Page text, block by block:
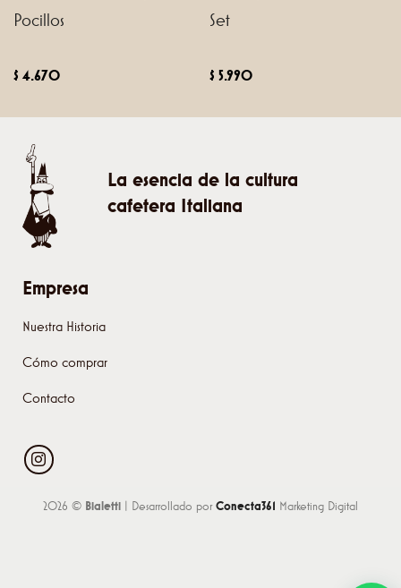
Pocillos
$ 4.670
Set
$ 5.990
La esencia de la cultura
cafetera Italiana
Empresa
Nuestra Historia
Cómo comprar
Contacto
2026 © Bialetti | Desarrollado porConecta361 Marketing Digital